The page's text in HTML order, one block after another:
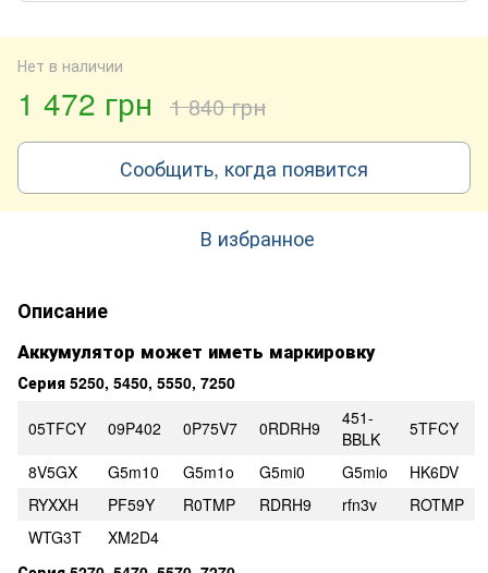
Нет в наличии
1 472 грн 1 840 грн
Сообщить, когда появится
В избранное
Описание
Аккумулятор может иметь маркировку
Серия 5250, 5450, 5550, 7250
05TFCY 09P402 0P75V7 0RDRH9
451-
BBLK
5TFCY
8V5GX
G5m10 G5m1o G5mi0 G5mio
HK6DV
RYXXH
PF59Y R0TMP RDRH9 rfn3v
ROTMP
WTG3T
XM2D4